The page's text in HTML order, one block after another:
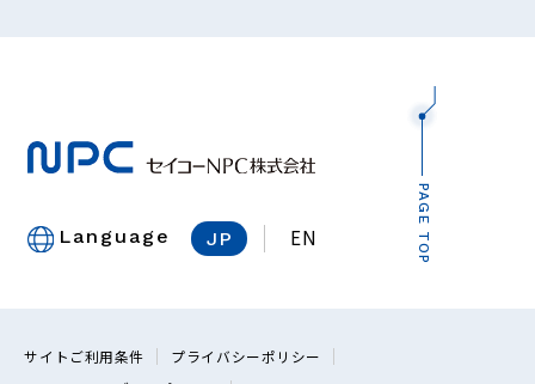
Language JP EN
サイトご利用条件
プライバシーポリシー
PAGE TOP